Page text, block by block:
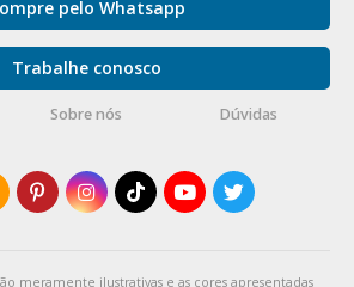
pelo Whatsapp
Trabalhe conosco
Sobre nós Dúvidas
meramente ilustrativas e as cores apresentadas